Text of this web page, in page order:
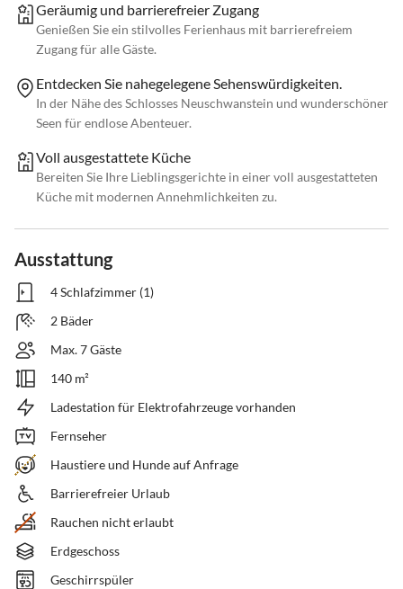
Geräumig und barrierefreier Zugang
Genießen Sie ein stilvolles Ferienhaus mit barrierefreiem
Zugang für alle Gäste.
Entdecken Sie nahegelegene Sehenswürdigkeiten.
In der Nähe des Schlosses Neuschwanstein und wunderschöner
Seen für endlose Abenteuer.
Voll ausgestattete Küche
Bereiten Sie Ihre Lieblingsgerichte in einer voll ausgestatteten
Küche mit modernen Annehmlichkeiten zu.
Ausstattung
4 Schlafzimmer (1)
2 Bäder
Max. 7 Gäste
140 m²
Ladestation für Elektrofahrzeuge vorhanden
Fernseher
Haustiere und Hunde auf Anfrage
Barrierefreier Urlaub
Rauchen nicht erlaubt
Erdgeschoss
Geschirrspüler